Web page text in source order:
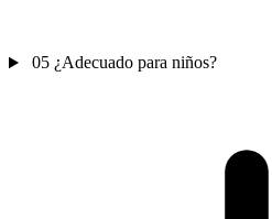
05 ¿Adecuado para niños?